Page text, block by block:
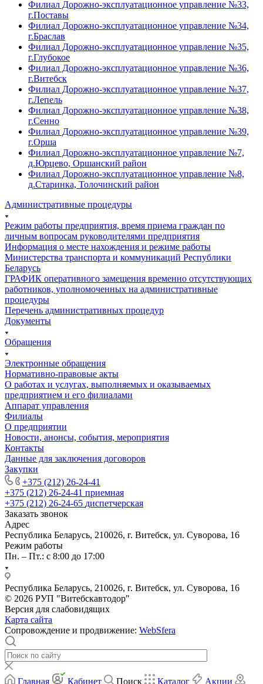
Филиал Дорожно-эксплуатационное управление №33,
г.Поставы
Филиал Дорожно-эксплуатационное управление №34,
г.Браслав
Филиал Дорожно-эксплуатационное управление №35,
г.Глубокое
Филиал Дорожно-эксплуатационное управление №36,
г.Витебск
Филиал Дорожно-эксплуатационное управление №37,
г.Лепель
Филиал Дорожно-эксплуатационное управление №38,
г.Сенно
Филиал Дорожно-эксплуатационное управление №39,
г.Орша
Филиал Дорожно-эксплуатационное управление №7,
д.Юрцево, Оршанский район
Филиал Дорожно-эксплуатационное управление №8,
д.Старинка, Толочинский район
Административные процедуры
Режим работы предприятия, время приема граждан по
личным вопросам руководителями предприятия
Информация о месте нахождения и режиме работы
Министерства транспорта и коммуникаций Республики
Беларусь
ГРАФИК оперативного замещения временно отсутствующих
работников, уполномоченных на административные
процедуры
Перечень административных процедур
Документы
Обращения
Электронные обращения
Нормативно-правовые акты
О работах и услугах, выполняемых и оказываемых
предприятием и его филиалами
Аппарат управления
Филиалы
О предприятии
Новости, анонсы, события, мероприятия
Контакты
Данные для заключения договоров
Закупки
+375 (212) 26-24-41
+375 (212) 26-24-41 приемная
+375 (212) 26-24-65 диспетчерская
Заказать звонок
Адрес
Республика Беларусь, 210026, г. Витебск, ул. Суворова, 16
Режим работы
Пн. – Пт.: с 8:00 до 17:00
Республика Беларусь, 210026, г. Витебск, ул. Суворова, 16
© 2026 РУП "Витебскавтодор"
Версия для слабовидящих
Карта сайта
Сопровождение и продвижение: WebSfera
Главная Кабинет Поиск Каталог Акции